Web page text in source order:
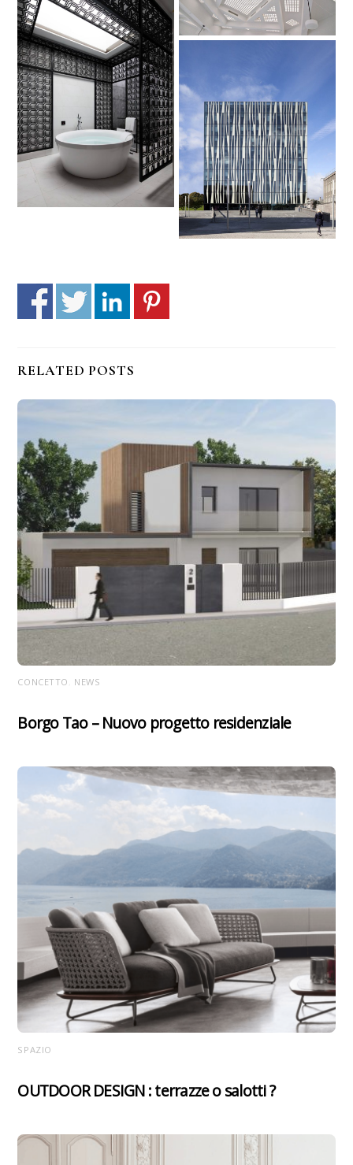
RELATED POSTS
CONCETTO NEWS
Borgo Tao – Nuovo progetto residenziale
SPAZIO
OUTDOOR DESIGN : terrazze o salotti ?